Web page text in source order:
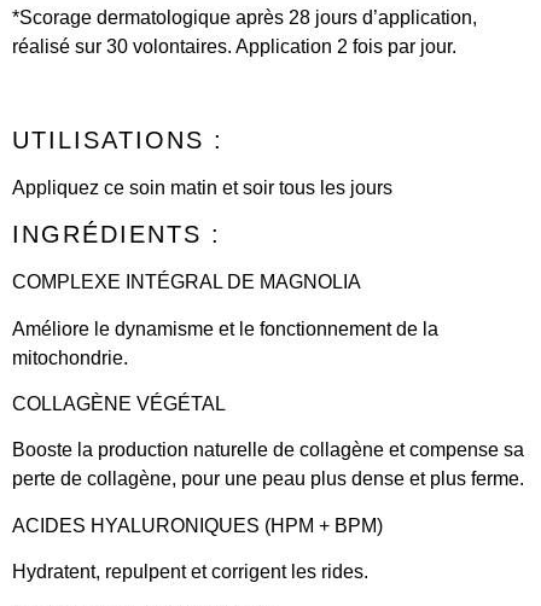
*Scorage dermatologique après 28 jours d’application,
réalisé sur 30 volontaires. Application 2 fois par jour.
UTILISATIONS :
Appliquez ce soin matin et soir tous les jours
INGRÉDIENTS :
COMPLEXE INTÉGRAL DE MAGNOLIA
Améliore le dynamisme et le fonctionnement de la
mitochondrie​.
COLLAGÈNE VÉGÉTAL
Booste la production naturelle de collagène et compense sa
perte de collagène, pour une peau plus dense et plus ferme.
ACIDES HYALURONIQUES (HPM + BPM)
Hydratent, repulpent et corrigent les rides.